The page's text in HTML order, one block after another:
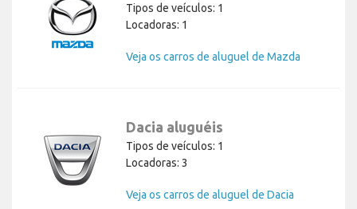
Tipos de veículos: 1
Locadoras: 1
Veja os carros de aluguel de Mazda
Dacia aluguéis
Tipos de veículos: 1
Locadoras: 3
Veja os carros de aluguel de Dacia